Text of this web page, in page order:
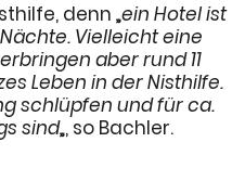
denn „ein Hotel ist
Vielleicht eine
aber rund 11
Leben in der Nisthilfe.
schlüpfen und für ca.
sind„, so Bachler.